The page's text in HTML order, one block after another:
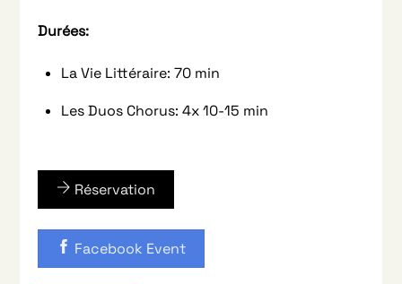
Durées:
La Vie Littéraire: 70 min
Les Duos Chorus: 4x 10-15 min
Réservation
Facebook Event